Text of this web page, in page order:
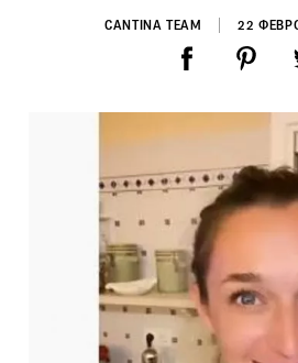
CANTINA TEAM 22